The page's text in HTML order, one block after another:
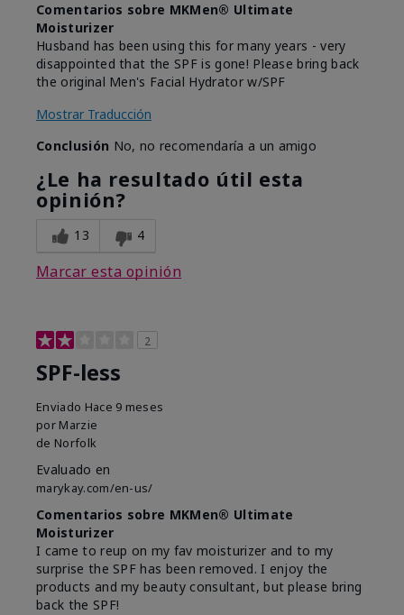
Comentarios sobre MKMen® Ultimate
Moisturizer
Husband has been using this for many years - very
disappointed that the SPF is gone! Please bring back
the original Men's Facial Hydrator w/SPF
Mostrar Traducción
Conclusión No, no recomendaría a un amigo
¿Le ha resultado útil esta
opinión?
13 4
Marcar esta opinión
2
SPF-less
Enviado Hace 9 meses
por Marzie
de Norfolk
Evaluado en
marykay.com/en-us/
Comentarios sobre MKMen® Ultimate
Moisturizer
I came to reup on my fav moisturizer and to my
surprise the SPF has been removed. I enjoy the
products and my beauty consultant, but please bring
back the SPF!